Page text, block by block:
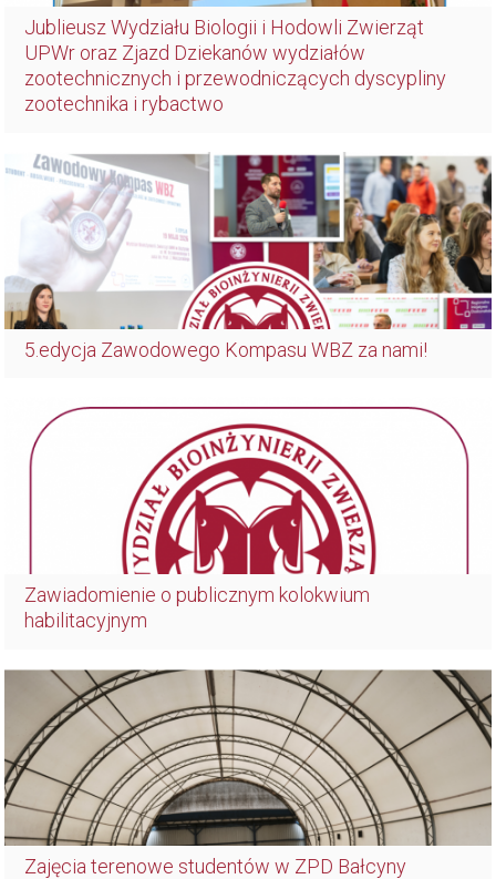
Jublieusz Wydziału Biologii i Hodowli Zwierząt
UPWr oraz Zjazd Dziekanów wydziałów
zootechnicznych i przewodniczących dyscypliny
zootechnika i rybactwo
5.edycja Zawodowego Kompasu WBZ za nami!
Zawiadomienie o publicznym kolokwium
habilitacyjnym
Zajęcia terenowe studentów w ZPD Bałcyny